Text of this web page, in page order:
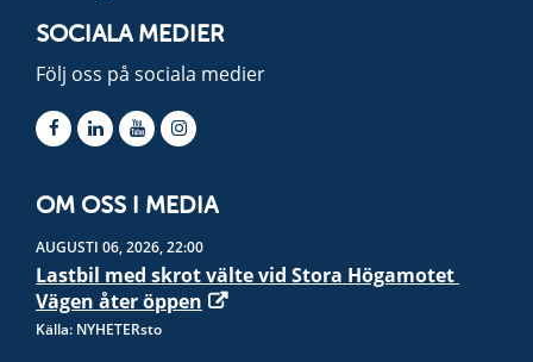
SOCIALA MEDIER
Följ oss på sociala medier
OM OSS I MEDIA
AUGUSTI 06, 2026, 22:00
Lastbil med skrot välte vid Stora Högamotet 
Vägen åter öppen
Källa: NYHETERsto